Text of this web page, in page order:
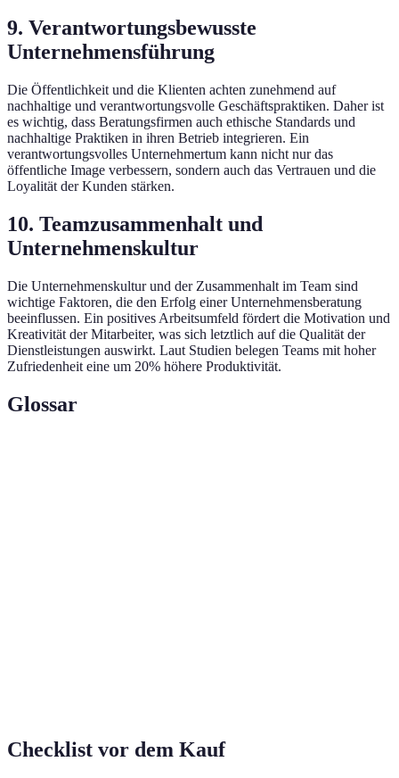
9. Verantwortungsbewusste
Unternehmensführung
Die Öffentlichkeit und die Klienten achten zunehmend auf
nachhaltige und verantwortungsvolle Geschäftspraktiken. Daher ist
es wichtig, dass Beratungsfirmen auch ethische Standards und
nachhaltige Praktiken in ihren Betrieb integrieren. Ein
verantwortungsvolles Unternehmertum kann nicht nur das
öffentliche Image verbessern, sondern auch das Vertrauen und die
Loyalität der Kunden stärken.
10. Teamzusammenhalt und
Unternehmenskultur
Die Unternehmenskultur und der Zusammenhalt im Team sind
wichtige Faktoren, die den Erfolg einer Unternehmensberatung
beeinflussen. Ein positives Arbeitsumfeld fördert die Motivation und
Kreativität der Mitarbeiter, was sich letztlich auf die Qualität der
Dienstleistungen auswirkt. Laut Studien belegen Teams mit hoher
Zufriedenheit eine um 20% höhere Produktivität.
Glossar
Checklist vor dem Kauf